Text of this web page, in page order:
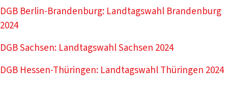
DGB Berlin-Brandenburg: Landtagswahl Brandenburg
2024
DGB Sachsen: Landtagswahl Sachsen 2024
DGB Hessen-Thüringen: Landtagswahl Thüringen 2024